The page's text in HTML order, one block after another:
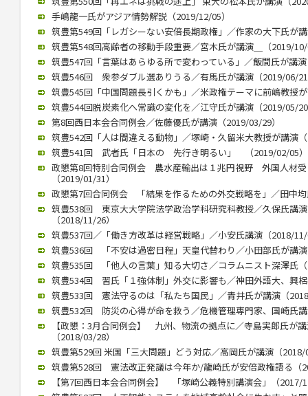
手嶋龍一氏がアジア情勢解説（2019/12/05）
筑豊第549回「レガシーない安倍長期政権」／作家の大下氏が
筑豊第548回高齢者の移動手段重要／宮木氏が講演＿（2019/
筑豊547回「言葉はあらゆる所で変わっている」／飯間氏が講
筑豊546回 衆参ダブル選ありうる／有馬氏が講演（2019/06/
筑豊545回「中国問題長引くかも」／米政権テーマに前嶋教授
筑豊544回脱炭素化へ常識の変化を／江守氏が講演（2019/05/
第8回西日本会合同例会／佐藤優氏が講演（2019/03/29）
筑豊542回「人は間違える動物」／塚崎・久留米大教授が講演
筑豊541回 武者氏「日本の 先行き明るい」 （2019/02/05）
政懇第8回特別合同例会 農水産輸出は１兆円視野 外国人材受
（2019/01/31）
政懇第7回合同例会 「結果を作るための外交戦略を」／田中
筑豊538回 東京大大学院法学政治学科研究科教授／久保氏講
（2018/11/26）
筑豊537回／「働き方改革は経営戦略」／小安氏講演（2018/
筑豊536回 「不安は過密日程」天皇代替わり／小田部氏が講
筑豊535回 「他人の言葉」知る大切さ／コラムニスト深澤氏
筑豊534回 習氏「１強体制」外交に影響も／神田外語大、興
筑豊533回 憲法守るのは「私たち国民」／青井氏が講演（
筑豊532回 防災の心得が命を救う／危機管理専門家、国崎氏
【政懇：3月合同例会】 九州、物流の拠点に／寺島実郎氏が
（2018/03/28）
筑豊第529回 米国「三大問題」どう対応／高岡氏が講演（
筑豊第528回 憲法改正発議は今年か/龍崎氏が安倍政権語る（
【第7回西日本会合同例会】 「塚崎公義特別講演会」（2017/